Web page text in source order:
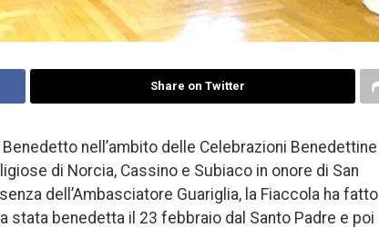
Share on Twitter
nell’ambito delle Celebrazioni Benedettine
di Norcia, Cassino e Subiaco in onore di San
dell’Ambasciatore Guariglia, la Fiaccola ha fatto
stata benedetta il 23 febbraio dal Santo Padre e poi